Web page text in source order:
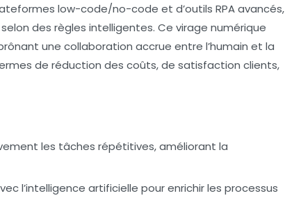
low-code/no-code et d’outils RPA avancés,
des règles intelligentes. Ce virage numérique
une collaboration accrue entre l’humain et la
de réduction des coûts, de satisfaction clients,
les tâches répétitives, améliorant la
l’intelligence artificielle pour enrichir les processus